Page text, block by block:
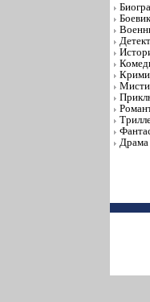
Боевик
Драма